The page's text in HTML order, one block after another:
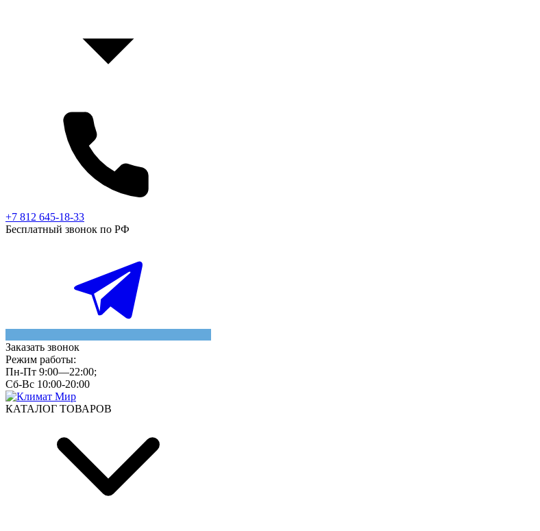
+7 812 645-18-33
Бесплатный звонок по РФ
Заказать звонок
Режим работы:
Пн-Пт 9:00—22:00;
Сб-Вс 10:00-20:00
КАТАЛОГ ТОВАРОВ